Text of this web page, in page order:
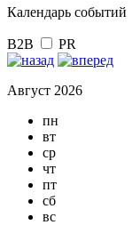
Календарь событий
B2B PR
Август 2026
пн
вт
ср
чт
пт
сб
вс